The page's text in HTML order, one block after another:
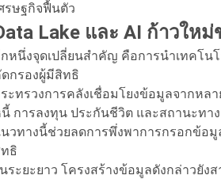
รษฐกิจฟื้นตัว
Lake และ AI ก้าวให
หนึ่งจุดเปลี่ยนสำคัญ คือการนำเทคโน
กรองผู้มีสิทธิ
ะทรวงการคลังเชื่อมโยงข้อมูลจากห
การลงทุน ประกันชีวิต และสถานะทา
วทางนี้ช่วยลดการพึ่งพาการกรอกข้อมู
ธิ
ระยะยาว โครงสร้างข้อมูลดังกล่าวยัง